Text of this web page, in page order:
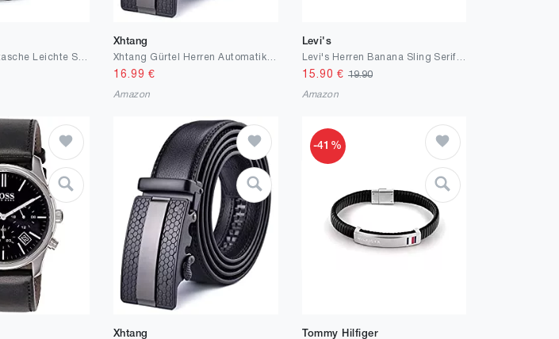
Xhtang
16.99 €
Amazon
Levi's
15.90 € 19.90
Amazon
Xhtang
-41%
Tommy Hilfiger